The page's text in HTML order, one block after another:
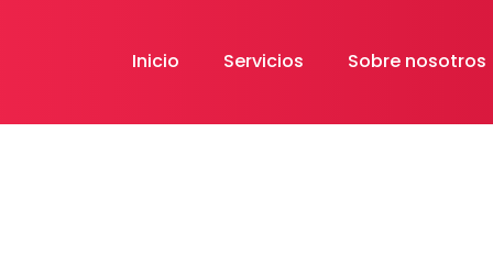
Inicio Servicios Sobre nosotros